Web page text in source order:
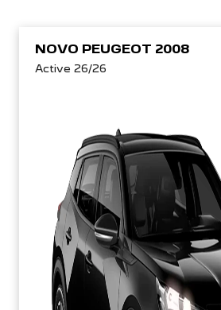
NOVO PEUGEOT 2008
Active 26/26